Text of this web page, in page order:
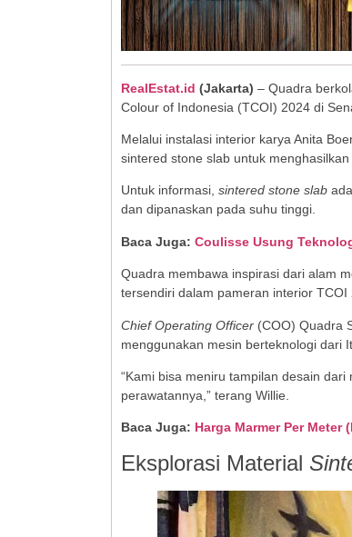
RealEstat.id (Jakarta) – Quadra
Colour of Indonesia (TCOI) 2024 di
Melalui instalasi interior karya Anita
sintered stone slab untuk
Untuk informasi, sintered stone slab
dan dipanaskan pada suhu tinggi.
Baca Juga: Coulisse Usung
Quadra membawa inspirasi dari alam
tersendiri dalam pameran interior TCOI
Chief Operating Officer (COO) Quadra
menggunakan mesin berteknologi dari
“Kami bisa meniru tampilan desain
perawatannya,” terang Willie.
Baca Juga: Harga Marmer Per Meter
Eksplorasi Material